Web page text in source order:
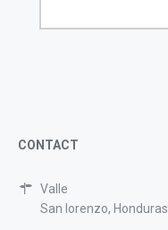
CONTACT
Valle
San lorenzo, Honduras